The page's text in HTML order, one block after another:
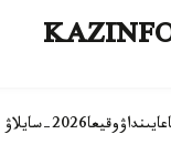
وقيعا2026-سايلاۋ